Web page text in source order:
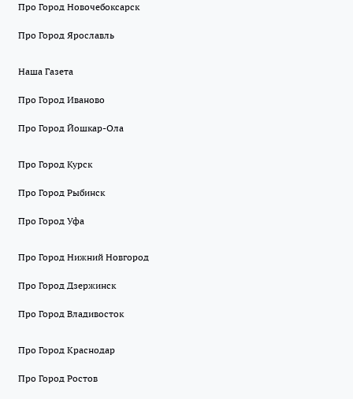
Про Город Новочебоксарск
Про Город Ярославль
Наша Газета
Про Город Иваново
Про Город Йошкар-Ола
Про Город Курск
Про Город Рыбинск
Про Город Уфа
Про Город Нижний Новгород
Про Город Дзержинск
Про Город Владивосток
Про Город Краснодар
Про Город Ростов